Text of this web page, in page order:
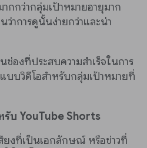
กกว่ากลุ่มเป้าหมายอายุมาก
าการดูนั้นง่ายกว่าและน่า
ช่องที่ประสบความสำเร็จในการ
บบวิดีโอสำหรับกลุ่มเป้าหมายที่
รับ YouTube Shorts
ยงที่เป็นเอกลักษณ์ หรือข่าวที่